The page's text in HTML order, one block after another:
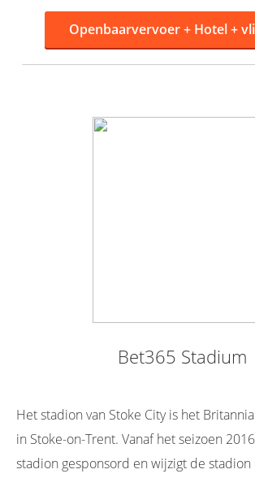
Openbaarvervoer + Hotel +
Bet365 Stadium
Het stadion van Stoke City is het
in Stoke-on-Trent. Vanaf het seizoen
stadion gesponsord en wijzigt de stadion